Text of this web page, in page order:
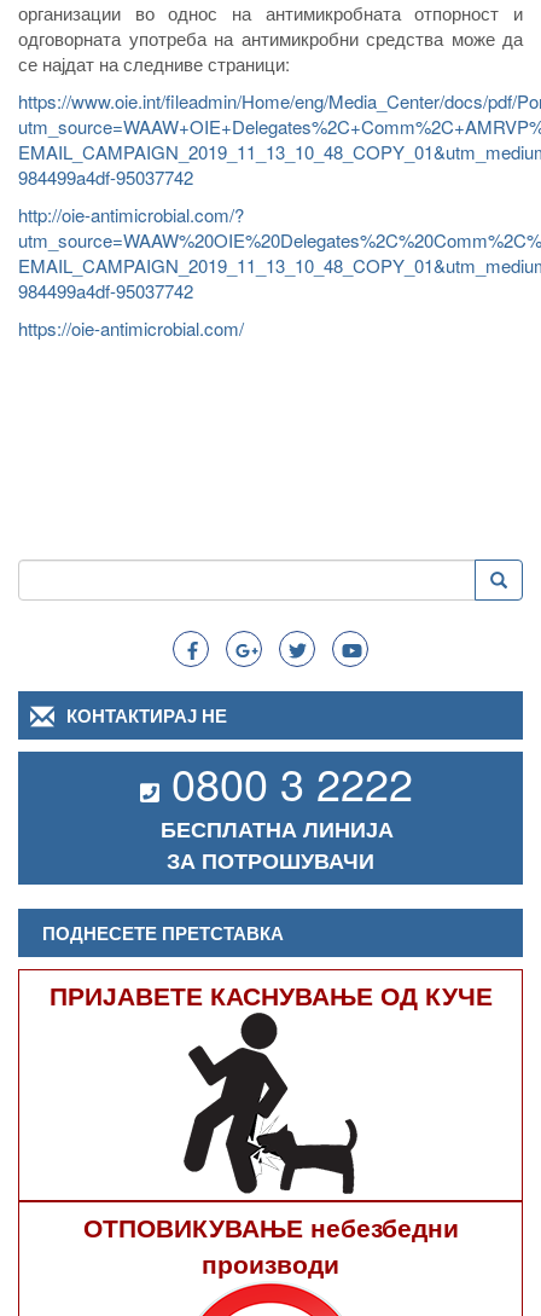
организации во однос на антимикробната отпорност и
одговорната употреба на антимикробни средства може да
се најдат на следниве страници:
https://www.oie.int/fileadmin/Home/eng/Media_Center/docs/pdf/
984499a4df-95037742
http://oie-antimicrobial.com/?
984499a4df-95037742
https://oie-antimicrobial.com/
Search
Пребарување
КОНТАКТИРАЈ НЕ
0800 3 2222
БЕСПЛАТНА ЛИНИЈА
ЗА ПОТРОШУВАЧИ
ПОДНЕСЕТЕ ПРЕТСТАВКА
ПРИЈАВЕТЕ КАСНУВАЊЕ ОД КУЧЕ
ОТПОВИКУВАЊЕ небезбедни
производи